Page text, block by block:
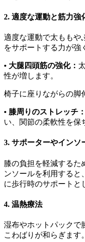
2. 適度な運動と筋力強
適度な運動で太ももや
をサポートする力が強
• 大腿四頭筋の強化：
性が増します。
椅子に座りながらの脚
• 膝周りのストレッチ：
い、関節の柔軟性を保
3. サポーターやインソ
膝の負担を軽減するた
ンソールを利用すると
に歩行時のサポートと
4. 温熱療法
湿布やホットパックで
こわばりが和らぎます。